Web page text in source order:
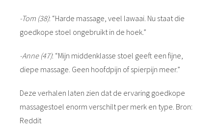
-Tom (38): “Harde massage, veel lawaai. Nu staat die
goedkope stoel ongebruikt in de hoek.”
-Anne (47): “Mijn middenklasse stoel geeft een fijne,
diepe massage. Geen hoofdpijn of spierpijn meer.”
Deze verhalen laten zien dat de ervaring goedkope
massagestoel enorm verschilt per merk en type. Bron:
Reddit